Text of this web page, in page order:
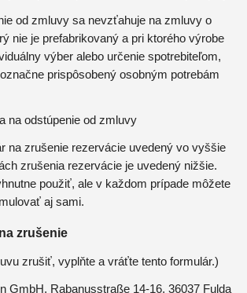
od zmluvy sa nevzťahuje na zmluvy o
nie je prefabrikovaný a pri ktorého výrobe
výber alebo určenie spotrebiteľom,
prispôsobený osobným potrebám
na odstúpenie od zmluvy
na zrušenie rezervácie uvedený vo vyššie
zrušenia rezervácie je uvedený nižšie.
použiť, ale v každom prípade môžete
aj sami.
zrušenie
zrušiť, vyplňte a vráťte tento formulár.)
GmbH, Rabanusstraße 14-16, 36037 Fulda